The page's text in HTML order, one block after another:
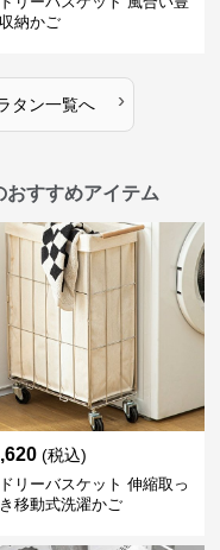
納かご
タン一覧へ ›
おすすめアイテム
(税込)
リーバスケット 伸縮取っ
移動式洗濯かご